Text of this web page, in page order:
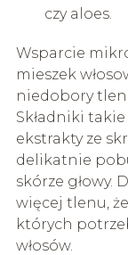
czy aloes.
Wsparcie
mieszek
niedobory
Składniki
ekstrakty ze
delikatnie
skórze głowy.
więcej tlenu,
których
włosów.